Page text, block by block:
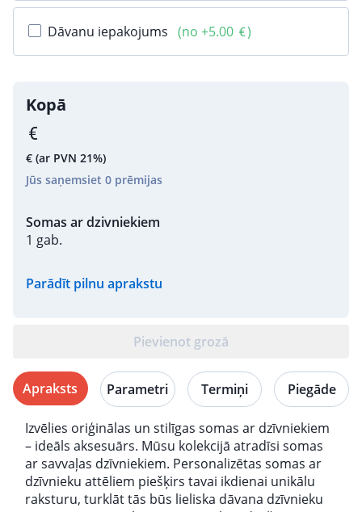
Dāvanu iepakojums (no +5.00 )
Kopā
€ (ar PVN 21%)
Jūs saņemsiet 0 prēmijas
Somas ar dzivniekiem
1 gab.
Parādīt pilnu aprakstu
Pievienot grozā
Apraksts Parametri Termiņi Piegāde
Izvēlies oriģinālas un stilīgas somas ar dzīvniekiem
– ideāls aksesuārs. Mūsu kolekcijā atradīsi somas
ar savvaļas dzīvniekiem. Personalizētas somas ar
dzīvnieku attēliem piešķirs tavai ikdienai unikālu
raksturu, turklāt tās būs lieliska dāvana dzīvnieku